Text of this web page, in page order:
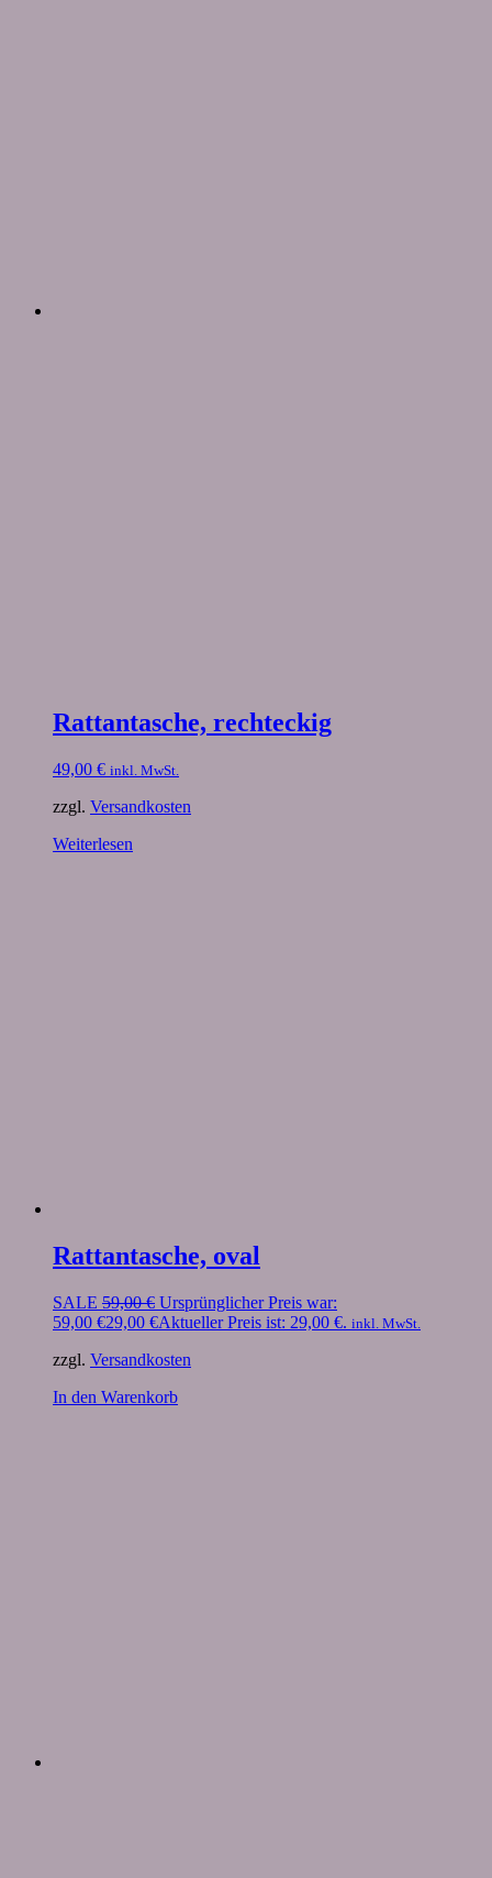
Rattantasche, rechteckig
49,00 € inkl. MwSt.
zzgl. Versandkosten
Weiterlesen
Rattantasche, oval
SALE 59,00€ Ursprünglicher Preis war:
59,00 €29,00 €Aktueller Preis ist: 29,00 €. inkl. MwSt.
zzgl. Versandkosten
In den Warenkorb